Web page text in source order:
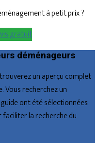
à petit prix ?
gratuit
déménageurs
un aperçu complet
Vous recherchez un
ont été sélectionnées
la recherche du